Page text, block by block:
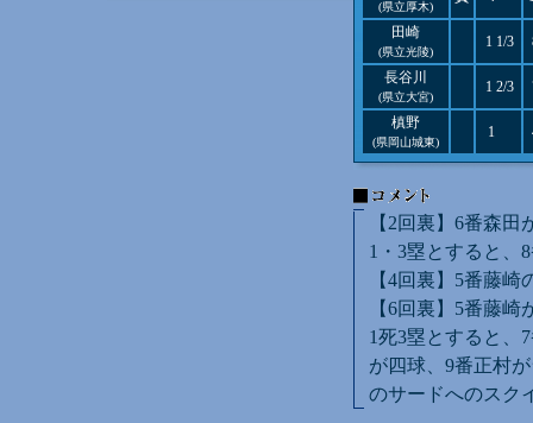
(県立厚木)
田崎
(県立光陵)
1 1/3
長谷川
(県立大宮)
1 2/3
槙野
(県岡山城東)
1
【2回裏】6番森
1・3塁とすると、
【4回裏】5番藤
【6回裏】5番藤
1死3塁とすると、
が四球、9番正村
のサードへのスク